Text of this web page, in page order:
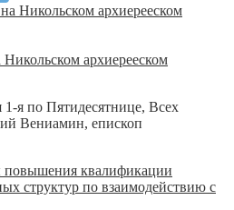
архиерееском
я по Пятидесятнице, Всех
Вениамин, епископ